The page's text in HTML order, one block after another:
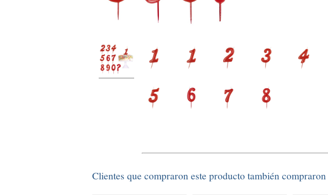
Clientes que compraron este producto también compraron